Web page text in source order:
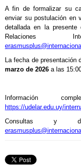
A fin de formalizar su
enviar su postulación en
detallada en la
Relaciones
La fecha de presentación
marzo de 2026 a las
Información
https://udelar.edu.uy/
Consultas y